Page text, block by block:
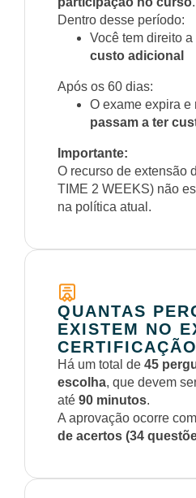
Dentro desse período:
Você tem direito a
custo adicional
Após os 60 dias:
O exame expira e
passam a ter
Importante:
O recurso de extensão
TIME 2 WEEKS) não
na política atual.
QUANTAS
EXISTEM NO
Há um total de 45
escolha, que devem
até 90 minutos.
A aprovação ocorre com
de acertos (34